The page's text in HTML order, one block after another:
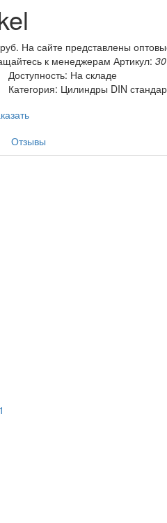
На сайте представлены
к менеджерам Артикул:30
Доступность: На складе
Категория: Цилиндры DIN
Отзывы